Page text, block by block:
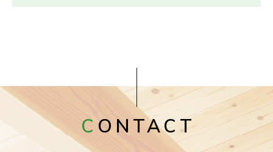
CONTACT